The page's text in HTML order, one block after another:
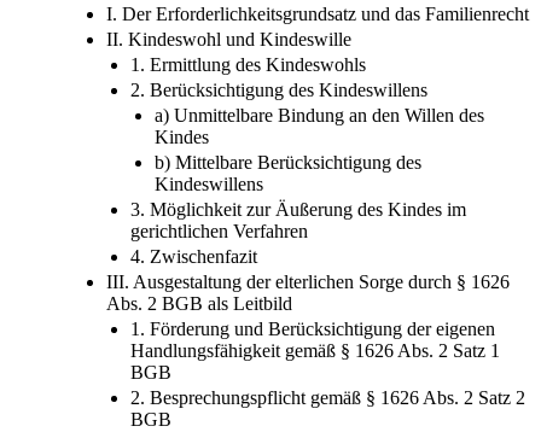
I. Der Erforderlichkeitsgrundsatz und das Familienrecht
II. Kindeswohl und Kindeswille
1. Ermittlung des Kindeswohls
2. Berücksichtigung des Kindeswillens
a) Unmittelbare Bindung an den Willen des
Kindes
b) Mittelbare Berücksichtigung des
Kindeswillens
3. Möglichkeit zur Äußerung des Kindes im
gerichtlichen Verfahren
4. Zwischenfazit
III. Ausgestaltung der elterlichen Sorge durch § 1626
Abs. 2 BGB als Leitbild
1. Förderung und Berücksichtigung der eigenen
Handlungsfähigkeit gemäß § 1626 Abs. 2 Satz 1
BGB
2. Besprechungspflicht gemäß § 1626 Abs. 2 Satz 2
BGB